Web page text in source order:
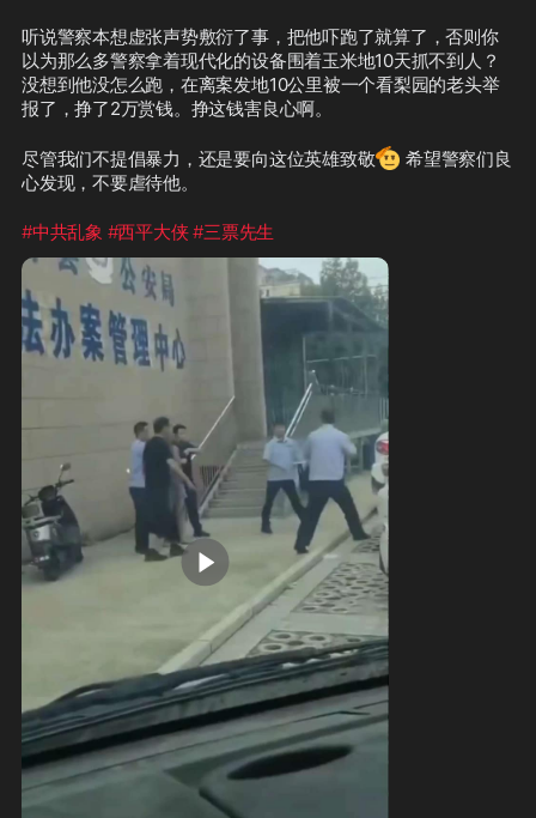
听说警察本想虚张声势敷衍了事，把他吓跑了就算了，否则你
以为那么多警察拿着现代化的设备围着玉米地10天抓不到人？
没想到他没怎么跑，在离案发地10公里被一个看梨园的老头举
报了，挣了2万赏钱。挣这钱害良心啊。
尽管我们不提倡暴力，还是要向这位英雄致敬🫡 希望警察们良
心发现，不要虐待他。
#中共乱象 #西平大侠#三票先生